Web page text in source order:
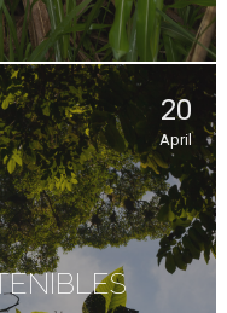
20
April